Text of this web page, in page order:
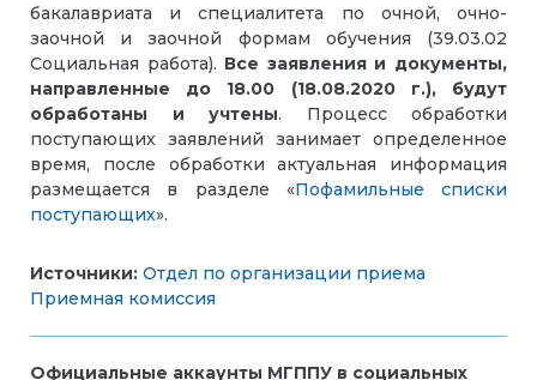
бакалавриата и специалитета по очной, очно-
заочной и заочной формам обучения (39.03.02
Социальная работа). Все заявления и документы,
направленные до 18.00 (18.08.2020 г.), будут
обработаны и учтены. Процесс обработки
поступающих заявлений занимает определенное
время, после обработки актуальная информация
размещается в разделе «Пофамильные списки
поступающих».
Источники: Отдел по организации приема
Приемная комиссия
Официальные аккаунты МГППУ в социальных